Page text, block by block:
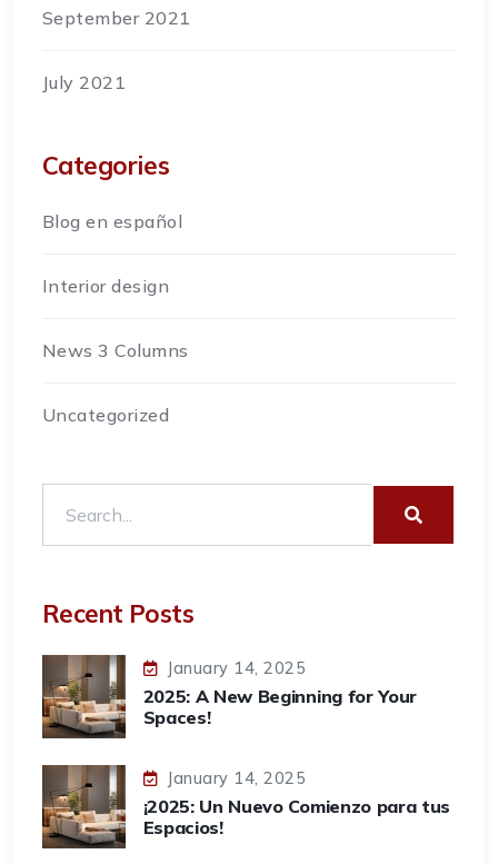
September 2021
July 2021
Categories
Blog en español
Interior design
News 3 Columns
Uncategorized
Recent Posts
January 14, 2025
2025: A New Beginning for Your
Spaces!
January 14, 2025
¡2025: Un Nuevo Comienzo para tus
Espacios!